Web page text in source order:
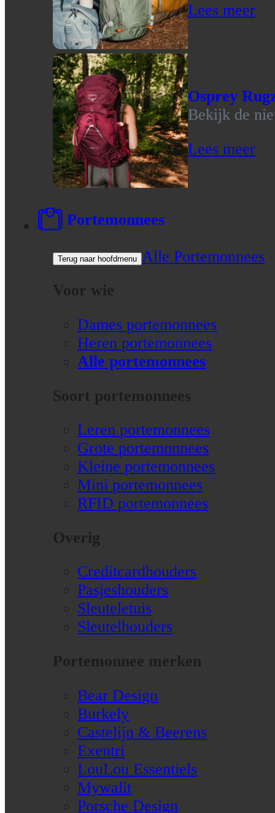
Lees meer
Osprey
Bekijk de
Lees meer
Portemonnees
Terug naar hoofdmenu Alle Portemonnees
Voor wie
Dames portemonnees
Heren portemonnees
Alle portemonnees
Soort portemonnees
Leren portemonnees
Grote portemonnees
Kleine portemonnees
Mini portemonnees
RFID portemonnees
Overig
Creditcardhouders
Pasjeshouders
Sleuteletuis
Sleutelhouders
Portemonnee merken
Bear Design
Burkely
Castelijn & Beerens
Exentri
LouLou Essentiels
Mywalit
Porsche Design